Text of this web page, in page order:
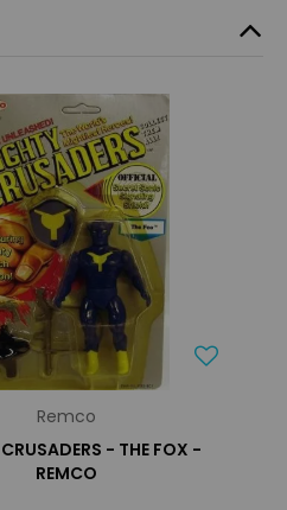
Remco
- THE FOX -
REMCO